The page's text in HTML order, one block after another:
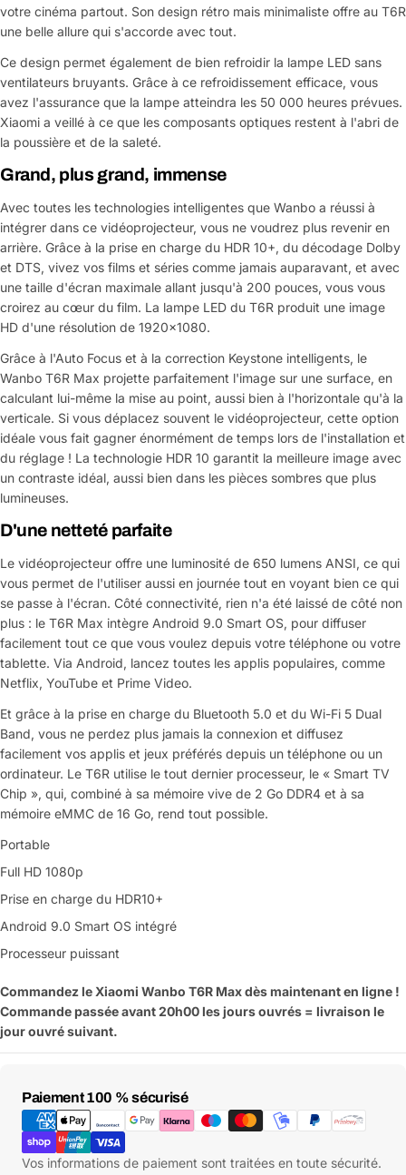
votre cinéma partout. Son design rétro mais minimaliste offre au T6R
une belle allure qui s'accorde avec tout.
Ce design permet également de bien refroidir la lampe LED sans
ventilateurs bruyants. Grâce à ce refroidissement efficace, vous
avez l'assurance que la lampe atteindra les 50 000 heures prévues.
Xiaomi a veillé à ce que les composants optiques restent à l'abri de
la poussière et de la saleté.
Grand, plus grand, immense
Avec toutes les technologies intelligentes que Wanbo a réussi à
intégrer dans ce vidéoprojecteur, vous ne voudrez plus revenir en
arrière. Grâce à la prise en charge du HDR 10+, du décodage Dolby
et DTS, vivez vos films et séries comme jamais auparavant, et avec
une taille d'écran maximale allant jusqu'à 200 pouces, vous vous
croirez au cœur du film. La lampe LED du T6R produit une image
HD d'une résolution de 1920x1080.
Grâce à l'Auto Focus et à la correction Keystone intelligents, le
Wanbo T6R Max projette parfaitement l'image sur une surface, en
calculant lui-même la mise au point, aussi bien à l'horizontale qu'à la
verticale. Si vous déplacez souvent le vidéoprojecteur, cette option
idéale vous fait gagner énormément de temps lors de l'installation et
du réglage ! La technologie HDR 10 garantit la meilleure image avec
un contraste idéal, aussi bien dans les pièces sombres que plus
lumineuses.
D'une netteté parfaite
Le vidéoprojecteur offre une luminosité de 650 lumens ANSI, ce qui
vous permet de l'utiliser aussi en journée tout en voyant bien ce qui
se passe à l'écran. Côté connectivité, rien n'a été laissé de côté non
plus : le T6R Max intègre Android 9.0 Smart OS, pour diffuser
facilement tout ce que vous voulez depuis votre téléphone ou votre
tablette. Via Android, lancez toutes les applis populaires, comme
Netflix, YouTube et Prime Video.
Et grâce à la prise en charge du Bluetooth 5.0 et du Wi-Fi 5 Dual
Band, vous ne perdez plus jamais la connexion et diffusez
facilement vos applis et jeux préférés depuis un téléphone ou un
ordinateur. Le T6R utilise le tout dernier processeur, le « Smart TV
Chip », qui, combiné à sa mémoire vive de 2 Go DDR4 et à sa
mémoire eMMC de 16 Go, rend tout possible.
Portable
Full HD 1080p
Prise en charge du HDR10+
Android 9.0 Smart OS intégré
Processeur puissant
Commandez le Xiaomi Wanbo T6R Max dès maintenant en ligne !
Commande passée avant 20h00 les jours ouvrés = livraison le
jour ouvré suivant.
Paiement 100 % sécurisé
Moyens
de
paiement
Vos informations de paiement sont traitées en toute sécurité.